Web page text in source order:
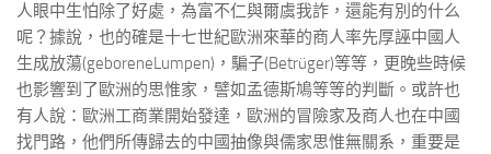
人眼中生怕除了好處，為富不仁與爾虞我詐，還能有別的什么
呢？據說，也的確是十七世紀歐洲來華的商人率先厚誣中國人
生成放蕩(geboreneLumpen)，騙子(Betrüger)等等，更晚些時候
也影響到了歐洲的思惟家，譬如孟德斯鳩等等的判斷。或許也
有人說：歐洲工商業開始發達，歐洲的冒險家及商人也在中國
找門路，他們所傳歸去的中國抽像與儒家思惟無關系，重要是